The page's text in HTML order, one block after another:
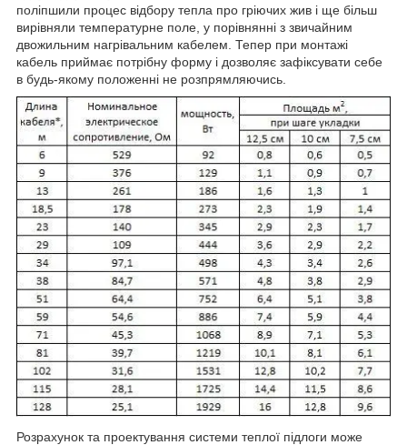
поліпшили процес відбору тепла про гріючих жив і ще більш
вирівняли температурне поле, у порівнянні з звичайним
двожильним нагрівальним кабелем. Тепер при монтажі
кабель приймає потрібну форму і дозволяє зафіксувати себе
в будь-якому положенні не розпрямляючись.
Розрахунок та проектування системи теплої підлоги може